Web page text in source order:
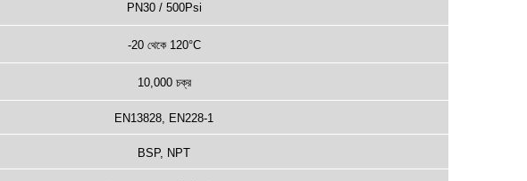
PN30 / 500Psi
-20 থেকে 120°C
10,000 চক্র
EN13828, EN228-1
BSP, NPT